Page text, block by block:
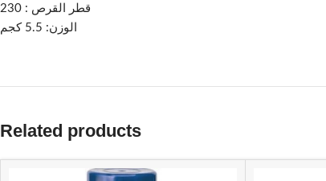
قطر القرص : 230
الوزن: 5.5 كجم
Related products